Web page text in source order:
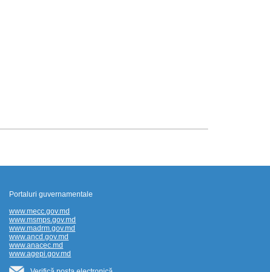
Portaluri guvernamentale
www.mecc.gov.md
www.msmps.gov.md
www.madrm.gov.md
www.ancd.gov.md
www.anacec.md
www.agepi.gov.md